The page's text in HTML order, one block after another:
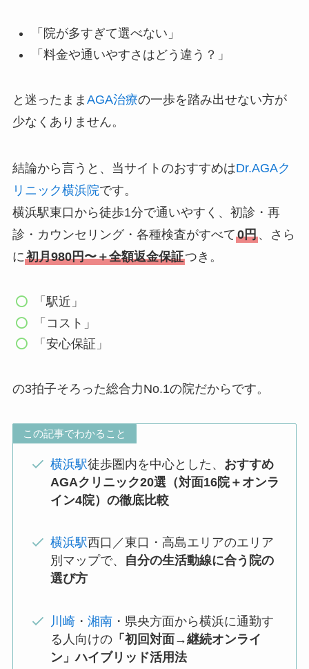
「院が多すぎて選べない」
「料金や通いやすさはどう違う？」
と迷ったまま AGA治療の一歩を踏み出せない方が
少なくありません。
結論から言うと、当サイトのおすすめはDr.AGAク
リニック横浜院です。
横浜駅東口から徒歩1分で通いやすく、初診・再
診・カウンセリング・各種検査がすべて0円、さら
に初月980円〜＋全額返金保証つき。
「駅近」
「コスト」
「安心保証」
の3拍子そろった総合力No.1の院だからです。
この記事でわかること
横浜駅徒歩圏内を中心とした、 おすすめ
AGAクリニック20選（対面16院＋オンラ
イン4院）の徹底比較
横浜駅西口／東口・高島エリアのエリア
別マップで、
自分の生活動線に合う院の
選び方
川崎・ 湘南・県央方面から横浜に通勤す
る人向けの「初回対面→継続オンライ
ン」ハイブリッド活用法